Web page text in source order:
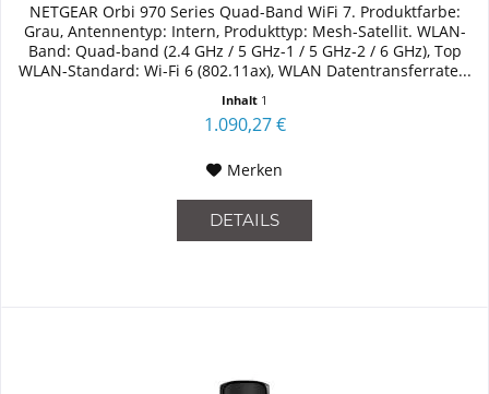
NETGEAR Orbi 970 Series Quad-Band WiFi 7. Produktfarbe:
Grau, Antennentyp: Intern, Produkttyp: Mesh-Satellit. WLAN-
Band: Quad-band (2.4 GHz / 5 GHz-1 / 5 GHz-2 / 6 GHz), Top
WLAN-Standard: Wi-Fi 6 (802.11ax), WLAN Datentransferrate...
Inhalt 1
1.090,27 €
Merken
DETAILS